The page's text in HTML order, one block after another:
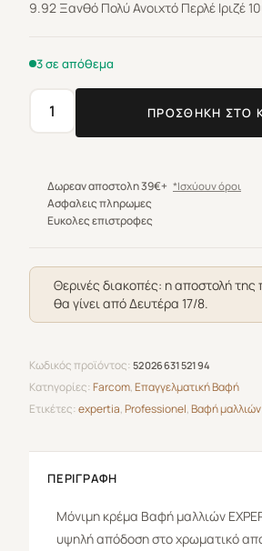
9.92 Ξανθό Πολύ Ανοιχτό Περλέ Ιριζέ
3 σε απόθεμα
Βαφή
μαλλιών
Expertia
Professionel
9.92
Πολύ
Ανοιχτό
Περλέ
Ιριζέ
ποσότητα
ΠΡΟΣΘΉΚΗ ΣΤΟ
Δωρεαν αποστολη 39€+ *Ισχύουν όροι
Ασφαλεις πληρωμες
Ευκολες επιστροφες
Θερινές διακοπές: η αποστολή της
θα γίνει από Δευτέρα 17/8.
Κωδικός προϊόντος: 5202663152194
Κατηγορίες:Farcom,Επαγγελματική Βαφή
Ετικέτες:expertia,Professionel,Βαφή μαλλιών
ΠΕΡΙΓΡΑΦΉ
Μόνιμη κρέμα Βαφή μαλλιών
υψηλή απόδοση στο χρωματικό